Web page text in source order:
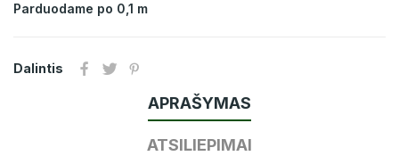
Parduodame po 0,1 m
Dalintis
APRAŠYMAS
ATSILIEPIMAI